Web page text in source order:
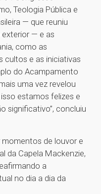
Teologia Pública e
— que reuniu
exterior — e as
como as
cultos e as iniciativas
do Acampamento
uma vez revelou
estamos felizes e
significativo”, concluiu
de louvor e
da Capela Mackenzie,
a
no dia a dia da